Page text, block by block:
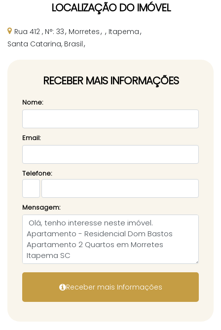
LOCALIZAÇÃO DO IMÓVEL
Rua 412 , N°: 33 Morretes
Itapema
Santa Catarina, Brasil
RECEBER MAIS INFORMAÇÕES
Nome:
Email:
Telefone:
Mensagem: